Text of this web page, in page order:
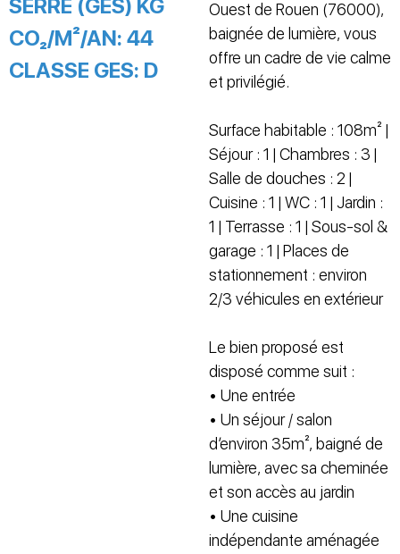
SERRE (GES) KG
CO₂/M²/AN: 44
CLASSE GES: D
Ouest de Rouen (76000),
baignée de lumière, vous
offre un cadre de vie calme
et privilégié.
Surface habitable : 108m² |
Séjour : 1 | Chambres : 3 |
Salle de douches : 2 |
Cuisine : 1 | WC : 1 | Jardin :
1 | Terrasse : 1 | Sous-sol &
garage : 1 | Places de
stationnement : environ
2/3 véhicules en extérieur
Le bien proposé est
disposé comme suit :
• Une entrée
• Un séjour / salon
d’environ 35m², baigné de
lumière, avec sa cheminée
et son accès au jardin
• Une cuisine
indépendante aménagée